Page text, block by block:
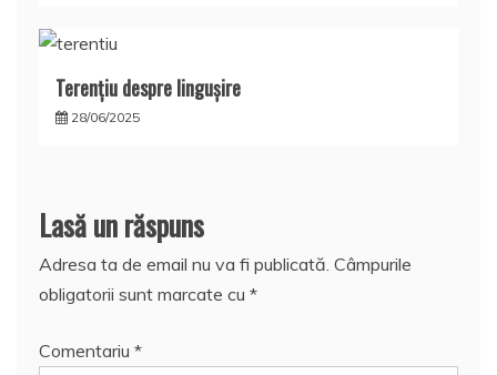
Terențiu despre lingușire
28/06/2025
Lasă un răspuns
Adresa ta de email nu va fi publicată. Câmpurile
obligatorii sunt marcate cu *
Comentariu *